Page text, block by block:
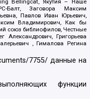
Bellingcat, Якутия – Наше
Балт, Заговора Максим
Павлов Иван Юрьевич,
Владимирович, Как бы
союз библиофилов, Честные
Александрович, Григорьева
, Гималова Регина
7755/ данные на
функции